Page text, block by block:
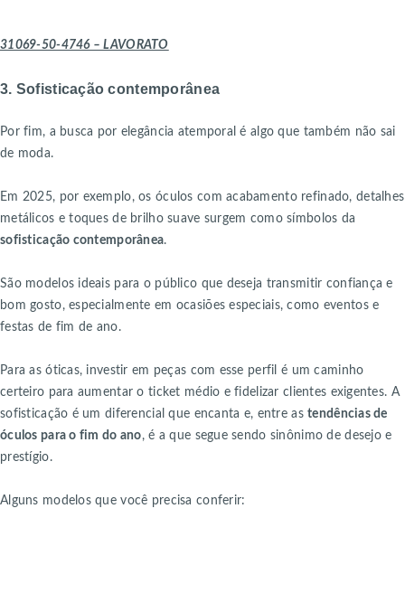
31069-50-4746 – LAVORATO
3. Sofisticação contemporânea
Por fim, a busca por elegância atemporal é algo que também não sai
de moda.
Em 2025, por exemplo, os óculos com acabamento refinado, detalhes
metálicos e toques de brilho suave surgem como símbolos da
sofisticação contemporânea.
São modelos ideais para o público que deseja transmitir confiança e
bom gosto, especialmente em ocasiões especiais, como eventos e
festas de fim de ano.
Para as óticas, investir em peças com esse perfil é um caminho
certeiro para aumentar o ticket médio e fidelizar clientes exigentes. A
sofisticação é um diferencial que encanta e, entre astendências de
óculos para o fim do ano, é a que segue sendo sinônimo de desejo e
prestígio.
Alguns modelos que você precisa conferir: